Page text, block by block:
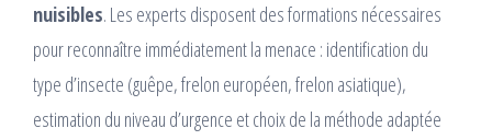
nuisibles. Les experts disposent des formations nécessaires
pour reconnaître immédiatement la menace : identification du
type d’insecte (guêpe, frelon européen, frelon asiatique),
estimation du niveau d’urgence et choix de la méthode adaptée